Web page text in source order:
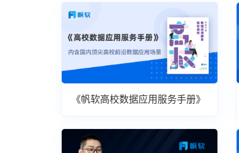
《帆软高校数据应用服务手册》